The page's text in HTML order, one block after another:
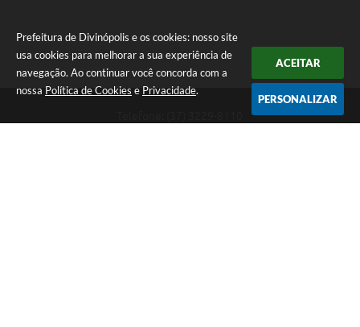
Prefeitura de Divinópolis e os cookies: nosso site
usa cookies para melhorar a sua experiência de
navegação. Ao continuar você concorda com a
nossa Política de Cookies e Privacidade.
ACEITAR
PERSONALIZAR